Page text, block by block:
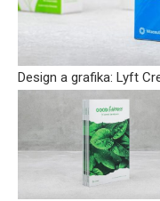
Design a grafika: Lyft